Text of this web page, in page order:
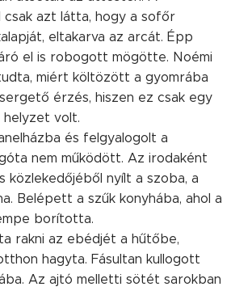
csak azt látta, hogy a sofőr
eltakarva az arcát. Épp
el is robogott mögötte. Noémi
miért költözött a gyomrába
érzés, hiszen ez csak egy
helyzet volt.
és felgyalogolt a
nem működött. Az irodaként
közlekedőjéből nyílt a szoba, a
Belépett a szűk konyhába, ahol a
borította.
rakni az ebédjét a hűtőbe,
hagyta. Fásultan kullogott
Az ajtó melletti sötét sarokban